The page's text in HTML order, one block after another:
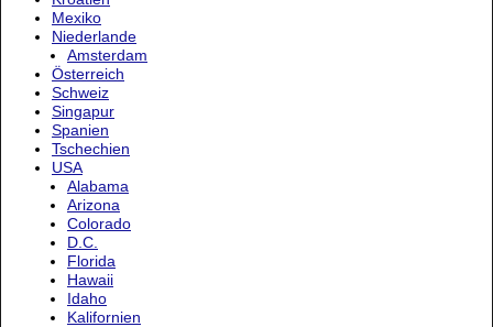
Mexiko
Niederlande
Amsterdam
Österreich
Schweiz
Singapur
Spanien
Tschechien
USA
Alabama
Arizona
Colorado
D.C.
Florida
Hawaii
Idaho
Kalifornien